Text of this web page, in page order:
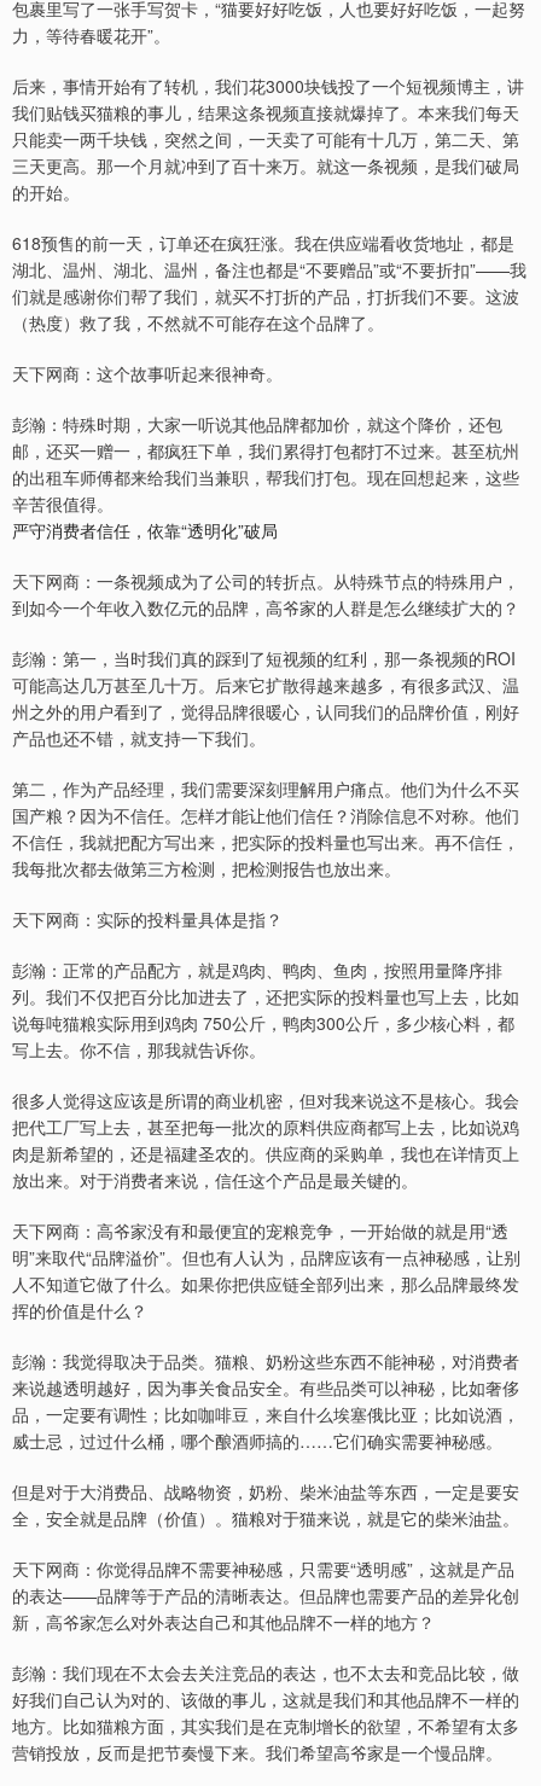
包裹里写了一张手写贺卡，“猫要好好吃饭，人也要好好吃饭，一起努
力，等待春暖花开”。
后来，事情开始有了转机，我们花3000块钱投了一个短视频博主，讲
我们贴钱买猫粮的事儿，结果这条视频直接就爆掉了。本来我们每天
只能卖一两千块钱，突然之间，一天卖了可能有十几万，第二天、第
三天更高。那一个月就冲到了百十来万。就这一条视频，是我们破局
的开始。
618预售的前一天，订单还在疯狂涨。我在供应端看收货地址，都是
湖北、温州、湖北、温州，备注也都是“不要赠品”或“不要折扣”——我
们就是感谢你们帮了我们，就买不打折的产品，打折我们不要。这波
（热度）救了我，不然就不可能存在这个品牌了。
天下网商：这个故事听起来很神奇。
彭瀚：特殊时期，大家一听说其他品牌都加价，就这个降价，还包
邮，还买一赠一，都疯狂下单，我们累得打包都打不过来。甚至杭州
的出租车师傅都来给我们当兼职，帮我们打包。现在回想起来，这些
辛苦很值得。
严守消费者信任，依靠“透明化”破局
天下网商：一条视频成为了公司的转折点。从特殊节点的特殊用户，
到如今一个年收入数亿元的品牌，高爷家的人群是怎么继续扩大的？
彭瀚：第一，当时我们真的踩到了短视频的红利，那一条视频的ROI
可能高达几万甚至几十万。后来它扩散得越来越多，有很多武汉、温
州之外的用户看到了，觉得品牌很暖心，认同我们的品牌价值，刚好
产品也还不错，就支持一下我们。
第二，作为产品经理，我们需要深刻理解用户痛点。他们为什么不买
国产粮？因为不信任。怎样才能让他们信任？消除信息不对称。他们
不信任，我就把配方写出来，把实际的投料量也写出来。再不信任，
我每批次都去做第三方检测，把检测报告也放出来。
天下网商：实际的投料量具体是指？
彭瀚：正常的产品配方，就是鸡肉、鸭肉、鱼肉，按照用量降序排
列。我们不仅把百分比加进去了，还把实际的投料量也写上去，比如
说每吨猫粮实际用到鸡肉 750公斤，鸭肉300公斤，多少核心料，都
写上去。你不信，那我就告诉你。
很多人觉得这应该是所谓的商业机密，但对我来说这不是核心。我会
把代工厂写上去，甚至把每一批次的原料供应商都写上去，比如说鸡
肉是新希望的，还是福建圣农的。供应商的采购单，我也在详情页上
放出来。对于消费者来说，信任这个产品是最关键的。
天下网商：高爷家没有和最便宜的宠粮竞争，一开始做的就是用“透
明”来取代“品牌溢价”。但也有人认为，品牌应该有一点神秘感，让别
人不知道它做了什么。如果你把供应链全部列出来，那么品牌最终发
挥的价值是什么？
彭瀚：我觉得取决于品类。猫粮、奶粉这些东西不能神秘，对消费者
来说越透明越好，因为事关食品安全。有些品类可以神秘，比如奢侈
品，一定要有调性；比如咖啡豆，来自什么埃塞俄比亚；比如说酒，
威士忌，过过什么桶，哪个酿酒师搞的……它们确实需要神秘感。
但是对于大消费品、战略物资，奶粉、柴米油盐等东西，一定是要安
全，安全就是品牌（价值）。猫粮对于猫来说，就是它的柴米油盐。
天下网商：你觉得品牌不需要神秘感，只需要“透明感”，这就是产品
的表达——品牌等于产品的清晰表达。但品牌也需要产品的差异化创
新，高爷家怎么对外表达自己和其他品牌不一样的地方？
彭瀚：我们现在不太会去关注竞品的表达，也不太去和竞品比较，做
好我们自己认为对的、该做的事儿，这就是我们和其他品牌不一样的
地方。比如猫粮方面，其实我们是在克制增长的欲望，不希望有太多
营销投放，反而是把节奏慢下来。我们希望高爷家是一个慢品牌。